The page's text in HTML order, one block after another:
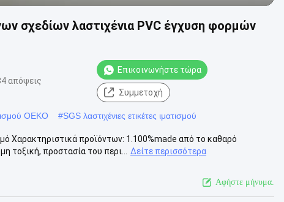
σχεδίων λαστιχένια PVC έγχυση φορμών
απόψεις
Επικοινωνήστε τώρα
Συμμετοχή
OEKO #SGS λαστιχένιες ετικέτες ιματισμού
Χαρακτηριστικά προϊόντων: 1.100%made από το καθαρό
τοξική, προστασία του περι...
Δείτε περισσότερα
Αφήστε μήνυμα.